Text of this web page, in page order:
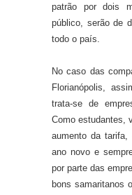
patrão por dois
público, serão de
todo o país.
No caso das
Florianópolis,
trata-se de
Como estudantes,
aumento da
ano novo e
por parte das
bons samaritanos